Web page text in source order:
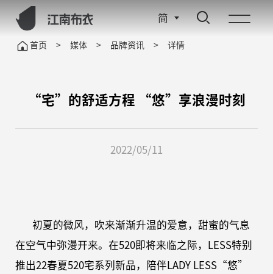
简
首页 > 媒体 > 品牌资讯 > 详情
“宅”的舒适方程 “悠”享浪漫时刻
2022/05/11
初夏的微风，吹来渐渐升温的爱意，甜蜜的气息
在空气中弥漫开来。在520即将来临之际， ESS特别
推出22春夏520宅系列新品，陪伴LADY LESS“悠”